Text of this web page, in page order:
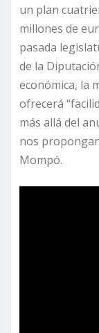
un plan
millones de
pasada
de la
económica, la
ofrecerá
más allá del
nos
Mompó.